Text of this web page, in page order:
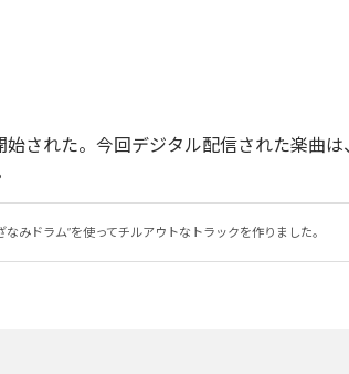
始された。今回デジタル配信された楽曲は
みドラム”を使ってチルアウトなトラックを作りました。